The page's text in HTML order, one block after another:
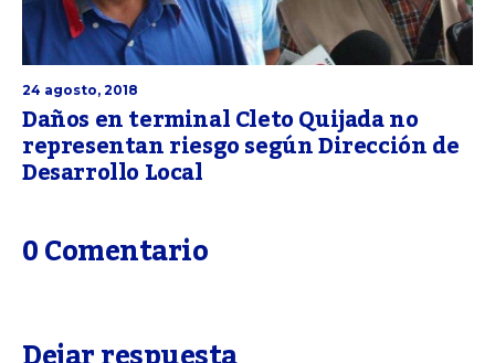
24 agosto, 2018
Daños en terminal Cleto Quijada no
representan riesgo según Dirección de
Desarrollo Local
0 Comentario